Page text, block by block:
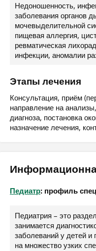
Недоношенность,
заболевания органов
мочевыделительной
пищевая аллергия,
ревматическая
инфекции, аномалии
Этапы лечения
Консультация, приём
направление на
диагноза, постановка
назначение лечения,
Педиатр: профиль
Педиатрия – это
занимается
заболеваний у детей и
на множество узких